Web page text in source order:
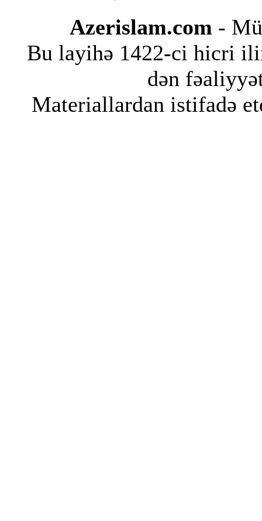
Azerislam.com -
Bu layihə 1422-ci hicri
dən
Materiallardan istifadə